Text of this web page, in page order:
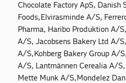
Chocolate Factory ApS, Danish
Foods, Elvirasminde A/S,
Pharma, Haribo Produktion A/
A/S, Jacobsens Bakery Ltd A/
A/S, Kohberg Bakery Group A/
A/S, Lantmännen Cerealia A/
Mette Munk A/S, Mondelez